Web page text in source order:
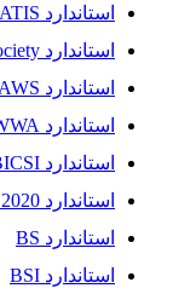
استاندارد ATIS
استاندارد Audio Engineering society
استاندارد AWS
استاندارد AWWA
استاندارد BICSI
استاندارد BICSI 2020
استاندارد BS
استاندارد BSI